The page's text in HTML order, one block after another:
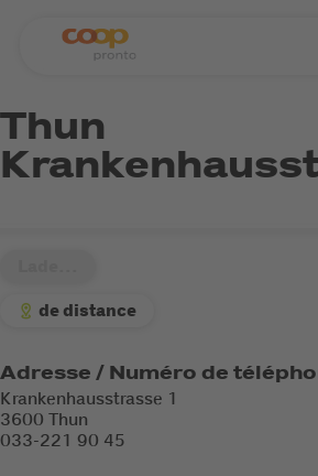
Thun
de distance
Adresse / Numéro de
Krankenhausstrasse 1
3600 Thun
033-221 90 45